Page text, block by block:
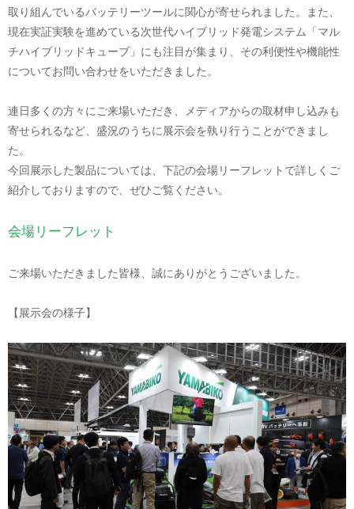
取り組んでいるバッテリーツールに関心が寄せられました。また、
現在実証実験を進めている次世代ハイブリッド発電システム「マル
チハイブリッドキューブ」にも注目が集まり、その利便性や機能性
についてお問い合わせをいただきました。
連日多くの方々にご来場いただき、メディアからの取材申し込みも
寄せられるなど、盛況のうちに展示会を執り行うことができまし
た。
今回展示した製品については、下記の会場リーフレットで詳しくご
紹介しておりますので、ぜひご覧ください。
会場リーフレット
ご来場いただきました皆様、誠にありがとうございました。
【展示会の様子】